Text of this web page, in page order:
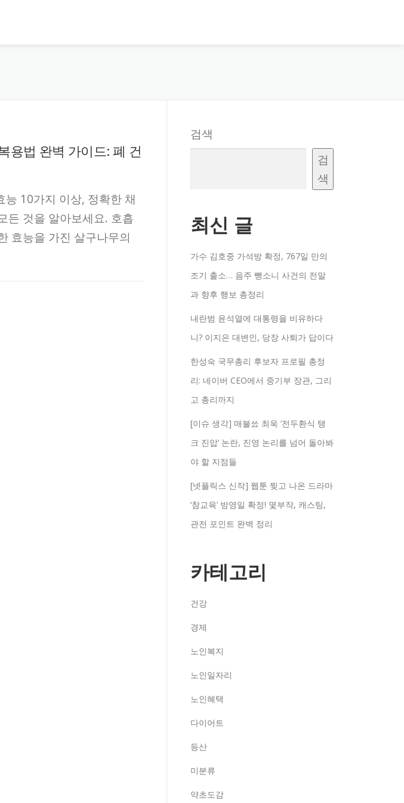
용법 완벽 가이드: 폐 건
능 10가지 이상, 정확한 채
든 것을 알아보세요. 호흡
효능을 가진 살구나무의
검색
검
색
최신 글
가수 김호중 가석방 확정, 767일 만의
조기 출소… 음주 뺑소니 사건의 전말
과 향후 행보 총정리
내란범 윤석열에 대통령을 비유하다
니? 이지은 대변인, 당장 사퇴가 답이다
한성숙 국무총리 후보자 프로필 총정
리: 네이버 CEO에서 중기부 장관, 그리
고 총리까지
[이슈 생각] 매불쑈 최욱 ‘전두환식 탱
크 진압’ 논란, 진영 논리를 넘어 돌아봐
야 할 지점들
[넷플릭스 신작] 웹툰 찢고 나온 드라마
‘참교육’ 방영일 확정! 몇부작, 캐스팅,
관전 포인트 완벽 정리
카테고리
건강
경제
노인복지
노인일자리
노인혜택
다이어트
등산
미분류
약초도감